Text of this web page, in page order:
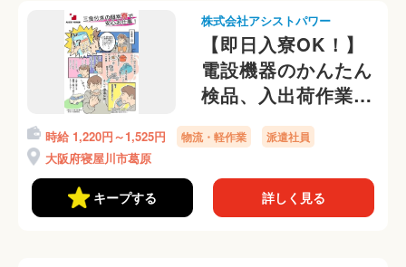
株式会社アシストパワー
【即日入寮OK！】
電設機器のかんたん
検品、入出荷作業＠
寮からラクラク自転
車通勤ok！
時給 1,220円～1,525円 物流・軽作業 派遣社員
大阪府寝屋川市葛原
キープする 詳しく見る